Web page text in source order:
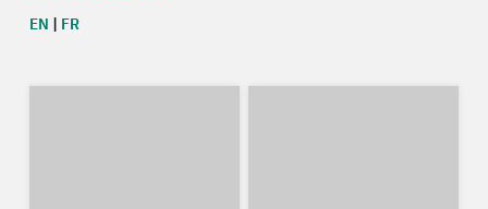
EN | FR